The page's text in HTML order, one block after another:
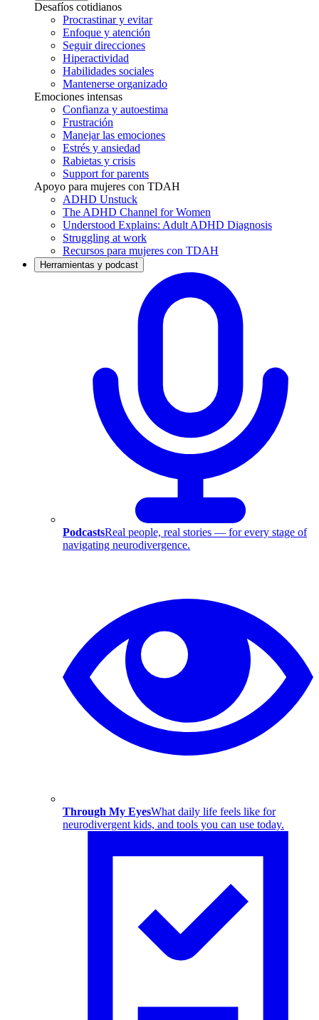
Desafíos cotidianos
Procrastinar y evitar
Enfoque y atención
Seguir direcciones
Hiperactividad
Habilidades sociales
Mantenerse organizado
Emociones intensas
Confianza y autoestima
Frustración
Manejar las emociones
Estrés y ansiedad
Rabietas y crisis
Support for parents
Apoyo para mujeres con TDAH
ADHD Unstuck
The ADHD Channel for Women
Understood Explains: Adult ADHD Diagnosis
Struggling at work
Recursos para mujeres con TDAH
Herramientas y podcast
PodcastsReal people, real stories — for every stage of
navigating neurodivergence.
Through My EyesWhat daily life feels like for
neurodivergent kids, and tools you can use today.